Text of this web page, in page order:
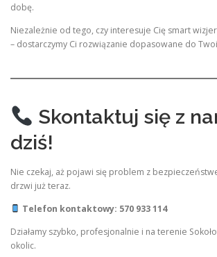
dobę.
Niezależnie od tego, czy interesuje Cię smart
– dostarczymy Ci rozwiązanie dopasowane do
Skontaktuj się z
dziś!
Nie czekaj, aż pojawi się problem z
drzwi już teraz.
Telefon kontaktowy: 570 933 114
Działamy szybko, profesjonalnie i na terenie
okolic.